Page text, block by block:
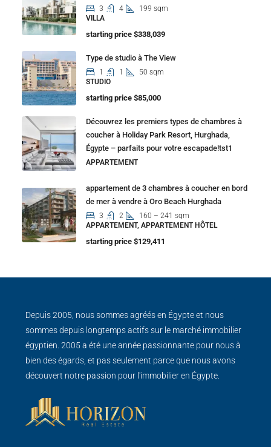
3 4
199 sqm
VILLA
starting price $338,039
Type de studio à The View
1 1
50 sqm
STUDIO
starting price $85,000
Découvrez les premiers types de chambres à
coucher à Holiday Park Resort, Hurghada,
Égypte – parfaits pour votre escapade!tst1
APPARTEMENT
appartement de 3 chambres à coucher en bord
de mer à vendre à Oro Beach Hurghada
3 2
160 – 241 sqm
APPARTEMENT, APPARTEMENT HÔTEL
starting price $129,411
Depuis 2005, nous sommes agréés en Égypte et nous
sommes depuis longtemps actifs sur le marché immobilier
égyptien. 2005 a été une année passionnante pour nous à
bien des égards, et pas seulement parce que nous avons
découvert notre passion pour l'immobilier en Égypte.